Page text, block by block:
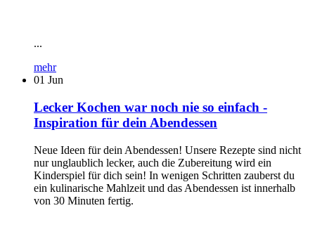
...
mehr
01 Jun
Lecker Kochen war noch nie so einfach -
Inspiration für dein Abendessen
Neue Ideen für dein Abendessen! Unsere Rezepte sind nicht
nur unglaublich lecker, auch die Zubereitung wird ein
Kinderspiel für dich sein! In wenigen Schritten zauberst du
ein kulinarische Mahlzeit und das Abendessen ist innerhalb
von 30 Minuten fertig.